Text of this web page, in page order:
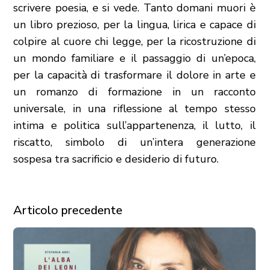
scrivere poesia, e si vede. Tanto domani muori è
un libro prezioso, per la lingua, lirica e capace di
colpire al cuore chi legge, per la ricostruzione di
un mondo familiare e il passaggio di un’epoca,
per la capacità di trasformare il dolore in arte e
un romanzo di formazione in un racconto
universale, in una riflessione al tempo stesso
intima e politica sull’appartenenza, il lutto, il
riscatto, simbolo di un’intera generazione
sospesa tra sacrificio e desiderio di futuro.
Articolo precedente